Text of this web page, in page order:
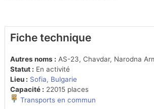
Fiche technique
Autres noms : AS-23, Chavdar, Narodna
Statut : En activité
Lieu : Sofia, Bulgarie
Capacité : 22015 places
Transports en commun